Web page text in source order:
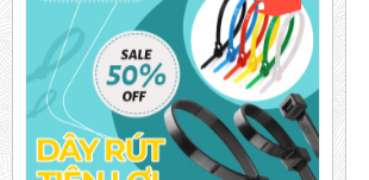
5,000 VNĐ 5,200 VNĐ
Máy rút màng co